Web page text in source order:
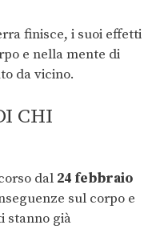
finisce, i suoi effetti
e nella mente di
da vicino.
CHI
dal 24 febbraio
sul corpo e
stanno già